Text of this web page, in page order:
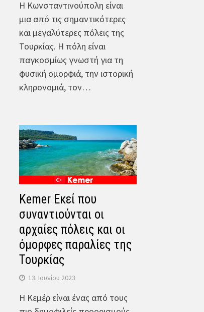
Η Κωνσταντινούπολη είναι
μια από τις σημαντικότερες
και μεγαλύτερες πόλεις της
Τουρκίας. Η πόλη είναι
παγκοσμίως γνωστή για τη
φυσική ομορφιά, την ιστορική
κληρονομιά, τον…
Kemer Εκεί που
συναντιούνται οι
αρχαίες πόλεις και οι
όμορφες παραλίες της
Τουρκίας
13. Ιουνίου 2023
Η Κεμέρ είναι ένας από τους